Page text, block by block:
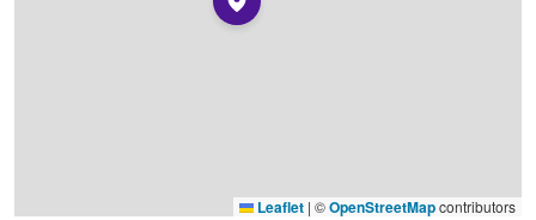
Leaflet | ©OpenStreetMapcontributors